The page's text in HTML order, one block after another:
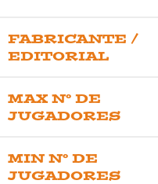
FABRICANTE /
EDITORIAL
MAX Nº DE
JUGADORES
MIN Nº DE
JUGADORES